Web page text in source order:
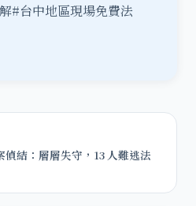
#台中地區現場免費法
結：層層失守，13 人難逃法